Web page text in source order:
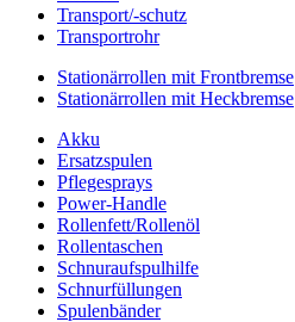
Transport/-schutz
Transportrohr
Stationärrollen mit Frontbremse
Stationärrollen mit Heckbremse
Akku
Ersatzspulen
Pflegesprays
Power-Handle
Rollenfett/Rollenöl
Rollentaschen
Schnuraufspulhilfe
Schnurfüllungen
Spulenbänder